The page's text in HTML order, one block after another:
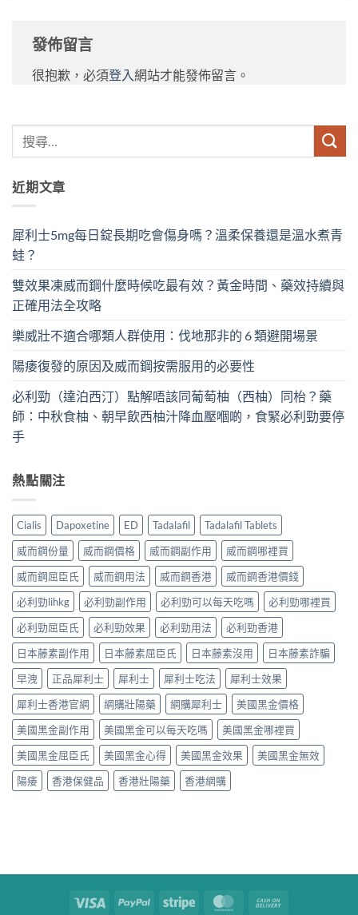
發佈留言
很抱歉，必須登入 網站才能發佈留言。
近期文章
犀利士5mg每日錠長期吃會傷身嗎？溫柔保養還是溫水煮青
蛙？
雙效果凍威而鋼什麼時候吃最有效？黃金時間、藥效持續與
正確用法全攻略
樂威壯不適合哪類人群使用：伐地那非的 6 類避開場景
陽痿復發的原因及威而鋼按需服用的必要性
必利勁（達泊西汀）點解唔該同葡萄柚（西柚）同枱？藥
師：中秋食柚、朝早飲西柚汁降血壓嗰啲，食緊必利勁要停
手
熱點關注
Cialis Dapoxetine ED Tadalafil
Tadalafil Tablets
威而鋼份量
威而鋼價格 威而鋼副作用
威而鋼哪裡買
威而鋼屈臣氏
威而鋼用法 威而鋼香港
威而鋼香港價錢
必利勁lihkg
必利勁副作用 必利勁可以每天吃嗎
必利勁哪裡買
必利勁屈臣氏
必利勁效果 必利勁用法
必利勁香港
日本藤素副作用
日本藤素屈臣氏 日本藤素沒用
日本藤素詐騙
早洩
正品犀利士 犀利士 犀利士吃法
犀利士效果
犀利士香港官網
網購壯陽藥 網購犀利士
美國黑金價格
美國黑金副作用
美國黑金可以每天吃嗎
美國黑金哪裡買
美國黑金屈臣氏
美國黑金心得 美國黑金效果
美國黑金無效
陽痿
香港保健品 香港壯陽藥 香港網購
Visa PayPal Stripe MasterCard